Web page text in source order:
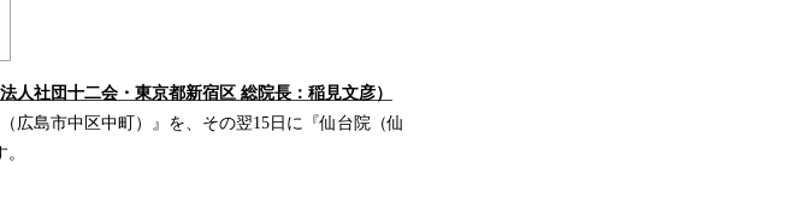
す
人社団十二会・東京都新宿区 総院長：稲見文彦）
広島市中区中町）』を、その翌15日に『仙台院（仙